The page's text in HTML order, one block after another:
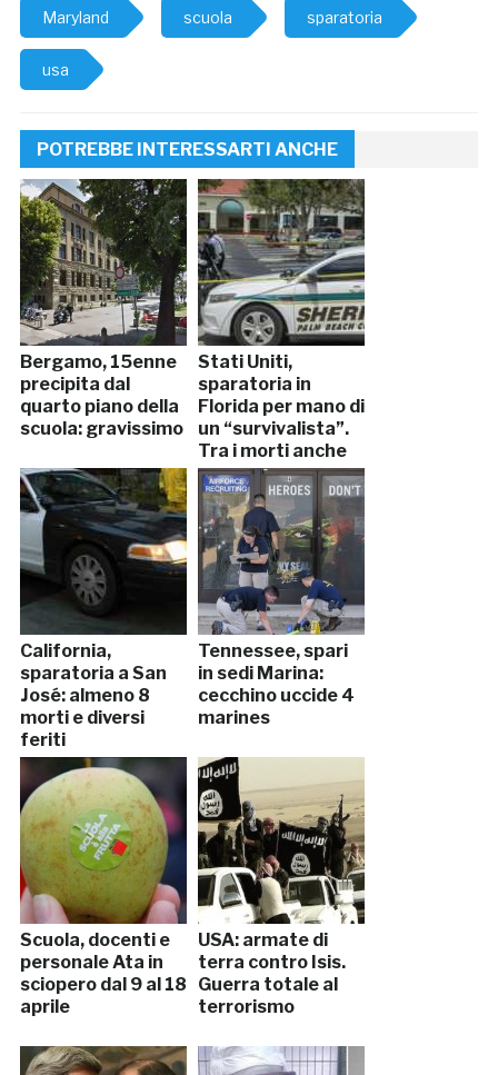
Maryland scuola sparatoria
usa
POTREBBE INTERESSARTI ANCHE
Bergamo, 15enne
precipita dal
quarto piano della
scuola: gravissimo
Stati Uniti,
sparatoria in
Florida per mano di
un “survivalista”.
Tra i morti anche
un neonato
California,
sparatoria a San
José: almeno 8
morti e diversi
feriti
Tennessee, spari
in sedi Marina:
cecchino uccide 4
marines
Scuola, docenti e
personale Ata in
sciopero dal 9 al 18
aprile
USA: armate di
terra contro Isis.
Guerra totale al
terrorismo